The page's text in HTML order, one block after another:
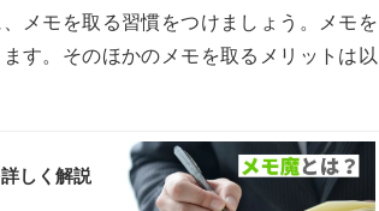
メモを取る習慣をつけましょう。メモを
す。そのほかのメモを取るメリットは以
しく解説